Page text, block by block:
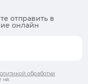
отправить в
онлайн
обработки
на: